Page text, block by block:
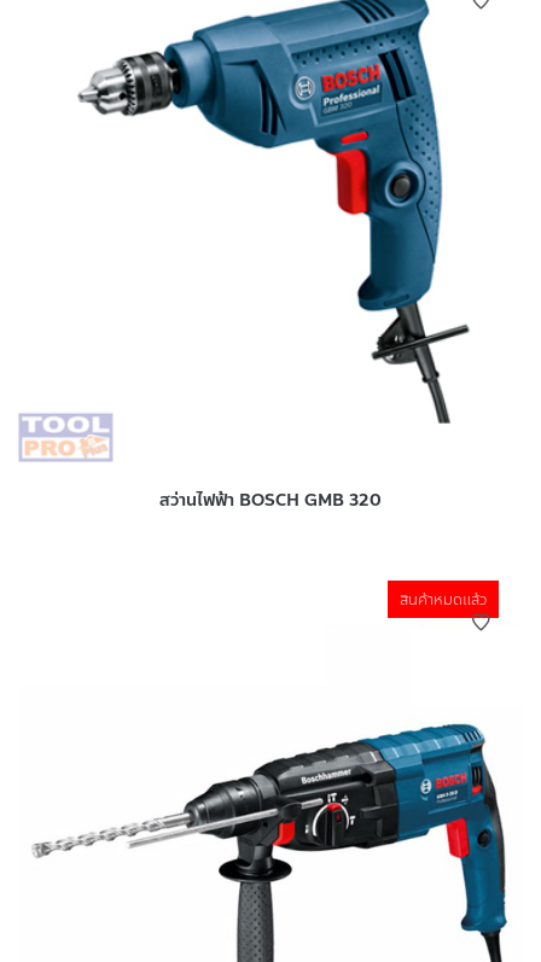
สว่านไฟฟ้า BOSCH GMB 320
สินค้าหมดแล้ว